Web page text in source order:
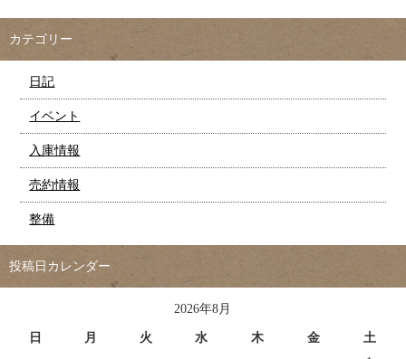
カテゴリー
日記
イベント
入庫情報
売約情報
整備
投稿日カレンダー
2026年8月
日 月 火 水 木 金
土